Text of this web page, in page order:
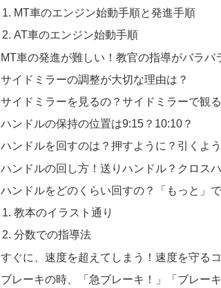
MT車のエンジン始動手順と発進手順
AT車のエンジン始動手順
MT車の発進が難しい！教官の指導がバラバ
サイドミラーの調整が大切な理由は？
サイドミラーを見るの？サイドミラーで観
ハンドルの保持の位置は9:15？10:10？
ハンドルを回すのは？押すように？引くよ
ハンドルの回し方！送りハンドル？クロス
ハンドルをどのくらい回すの？「もっと」
教本のイラスト通り
分数での指導法
すぐに、速度を超えてしまう！速度を守る
ブレーキの時、「急ブレーキ！」「ブレー